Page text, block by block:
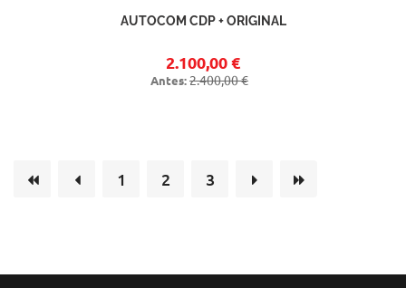
AUTOCOM CDP + ORIGINAL
2.100,00 €
Antes:2.400,00 €
1 2 3